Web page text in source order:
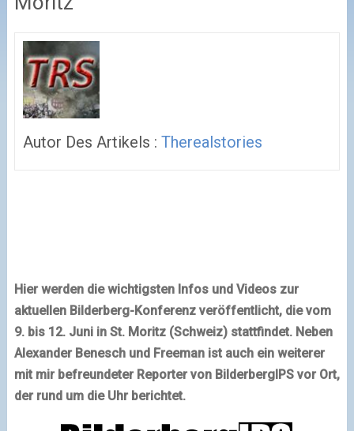
Autor Des Artikels : Therealstories
Hier werden die wichtigsten Infos und Videos zur
aktuellen Bilderberg-Konferenz veröffentlicht, die vom
9. bis 12. Juni in St. Moritz (Schweiz) stattfindet. Neben
Alexander Benesch und Freeman ist auch ein weiterer
mit mir befreundeter Reporter von BilderbergIPS vor Ort,
der rund um die Uhr berichtet.